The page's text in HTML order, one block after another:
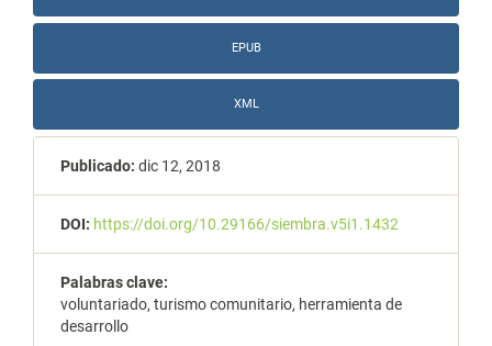
EPUB
XML
Publicado: dic 12, 2018
DOI: https://doi.org/10.29166/siembra.v5i1.1432
Palabras clave:
voluntariado, turismo comunitario, herramienta de
desarrollo